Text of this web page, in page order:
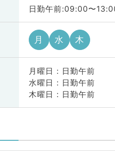
日勤午前:09:00〜
月 水 木
月曜日 : 日勤午前
水曜日 : 日勤午前
木曜日 : 日勤午前